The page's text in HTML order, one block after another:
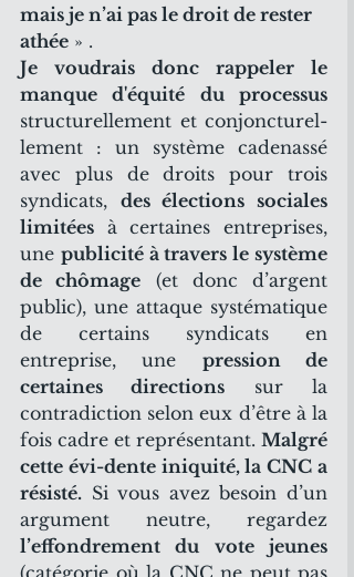
mais je n’ai pas le droit de rester
athée » .
Je voudrais donc rappeler le
manque d'équité du processus
structurellement et conjoncturel-
lement : un système cadenassé
avec plus de droits pour trois
syndicats, des élections sociales
limitées à certaines entreprises,
une publicité à travers le système
de chômage (et donc d’argent
public), une attaque systématique
de certains syndicats en
entreprise, une pression de
certaines directions sur la
contradiction selon eux d’être à la
fois cadre et représentant. Malgré
cette évi-dente iniquité, la CNC a
résisté. Si vous avez besoin d’un
l’effondrement du vote jeunes
(catégorie où la CNC ne peut pas